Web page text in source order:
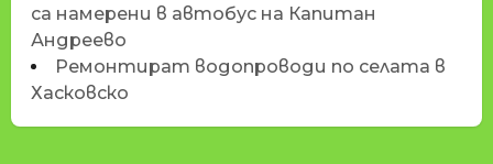
са намерени в автобус на Капитан
Андреево
Ремонтират водопроводи по селата в
Хасковско